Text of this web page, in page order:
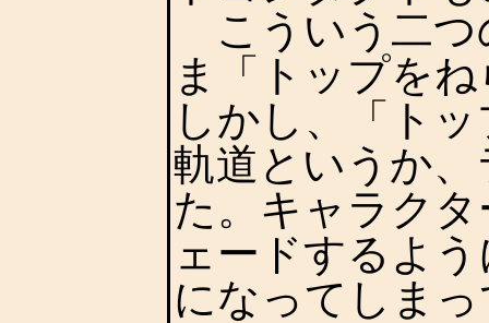
こういう二つ
ま「トップを
しかし、「ト
軌道というか
た。キャラク
ェードするよ
になってしま